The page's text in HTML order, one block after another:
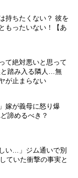
持ちたくない？ 彼を
もったいない！【あ
て絶対悪いと思って
踏み入る隣人…無
が止まらない
嫁が義母に怒り爆
諦めるべき？
い…」ジム通いで別
ていた衝撃の事実と